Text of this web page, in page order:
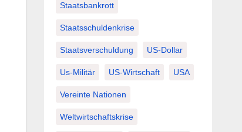
Staatsbankrott
Staatsschuldenkrise
Staatsverschuldung US-Dollar
Us-Militär US-Wirtschaft USA
Vereinte Nationen
Weltwirtschaftskrise